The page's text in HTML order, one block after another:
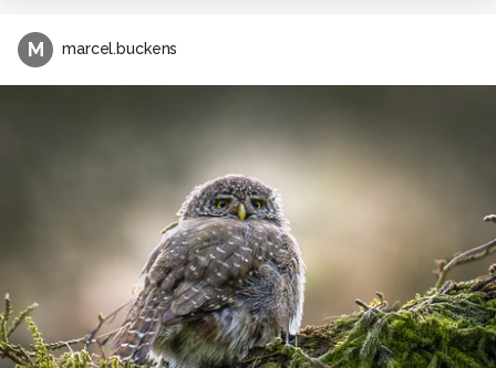
M marcel.buckens